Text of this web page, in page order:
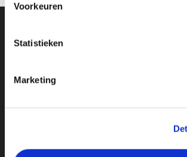
Voorkeuren
Statistieken
MarketingOMWONENDEN BORANA MAKEN